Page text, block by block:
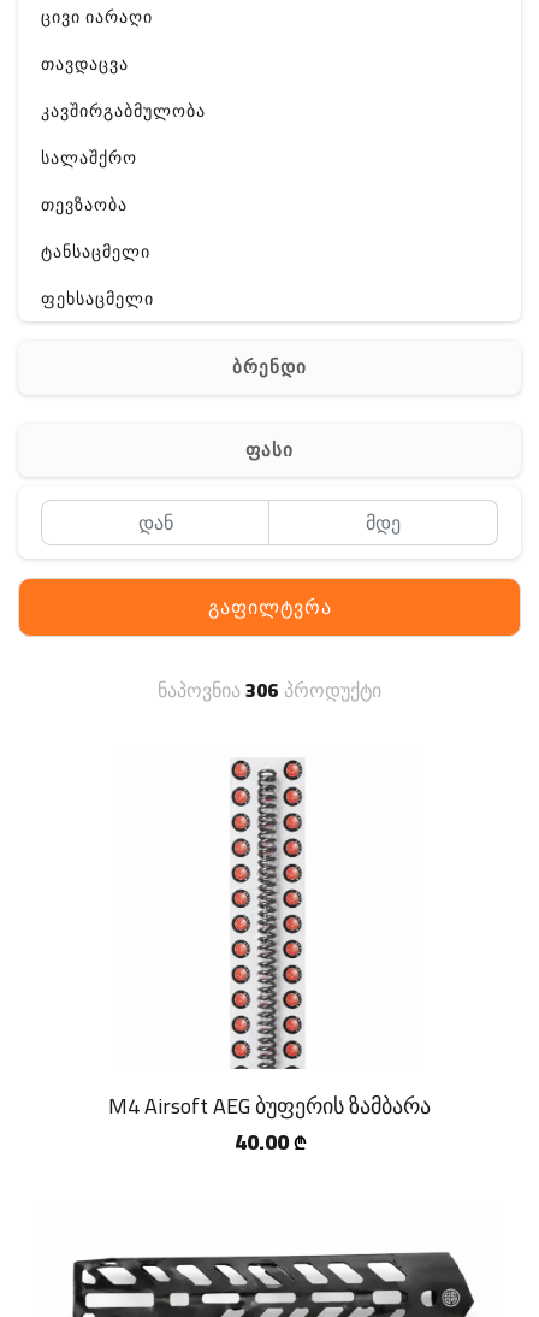
ცივი იარაღი
თავდაცვა
კავშირგაბმულობა
სალაშქრო
თევზაობა
ტანსაცმელი
ფეხსაცმელი
აქსესუარები
Off-Road
ბრენდი
ფასი
გაფილტვრა
ნაპოვნია306 პროდუქტი
M4 Airsoft AEG ბუფერის ზამბარა
40.00 ₾